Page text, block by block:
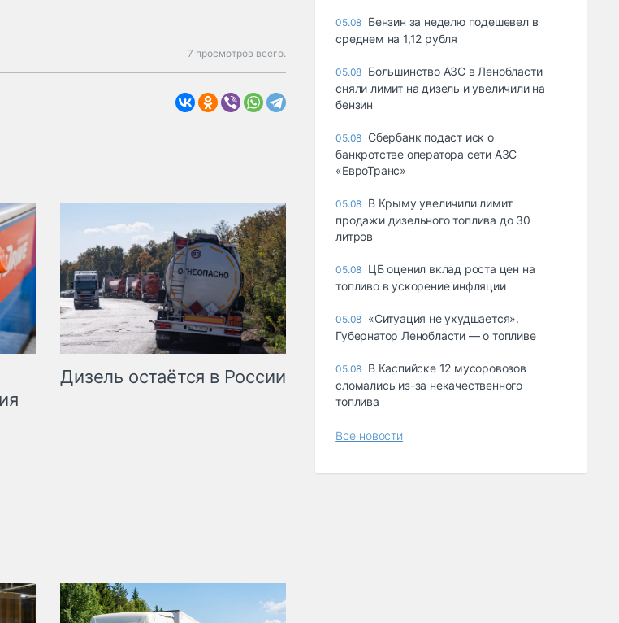
7 просмотров всего.
Дизель остаётся в России
05.08 Бензин за неделю подешевел в
среднем на 1,12 рубля
05.08 Большинство АЗС в Ленобласти
сняли лимит на дизель и увеличили на
бензин
05.08 Сбербанк подаст иск о
банкротстве оператора сети АЗС
«ЕвроТранс»
05.08 В Крыму увеличили лимит
продажи дизельного топлива до 30
литров
05.08 ЦБ оценил вклад роста цен на
топливо в ускорение инфляции
05.08 «Ситуация не ухудшается».
Губернатор Ленобласти — о топливе
05.08 В Каспийске 12 мусоровозов
сломались из-за некачественного
топлива
Все новости